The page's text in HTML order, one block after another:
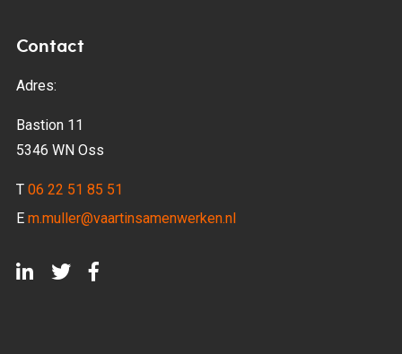
Contact
Adres:
Bastion 11
5346 WN Oss
T 06 22 51 85 51
E m.muller@vaartinsamenwerken.nl